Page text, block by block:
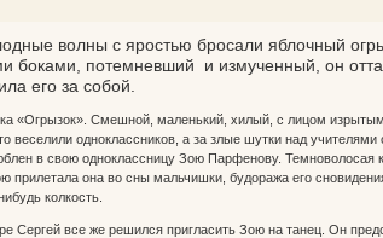
волны с яростью бросали яблочный
боками, потемневший и измученный, он
его за собой.
«Огрызок». Смешной, маленький, хилый, с лицом
веселили одноклассников, а за злые шутки над
в свою одноклассницу Зою Парфенову.
она во сны мальчишки, будоража его
колкость.
все же решился пригласить Зою на танец. Он